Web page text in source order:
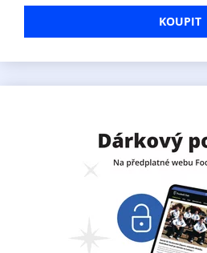
KOUPIT